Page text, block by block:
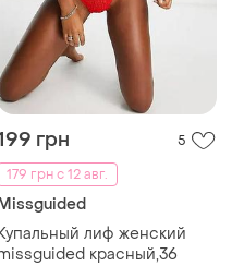
грн
5
179 грн с 12 авг.
лиф женский
красный,36